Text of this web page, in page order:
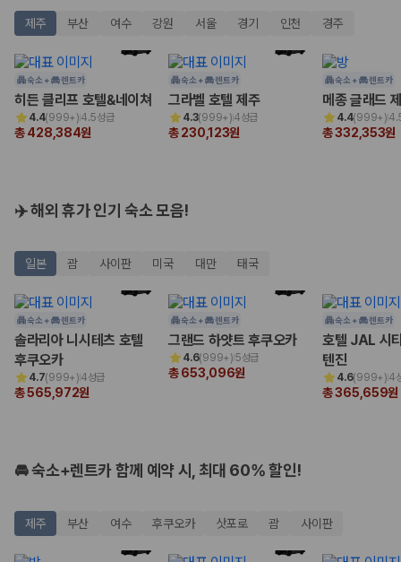
가족 여행, 짐이 많은 여행, 장거리 이동에 적합하며 보험 조건과 차
량 연식을 함께 비교하는 것이 좋습니다.
단체 여행이나 4인 이상 가족 여행에 적합하며 인원수, 짐 공간, 보
험 조건을 함께 확인해야 합니다.
제주렌트카 보험까지 비교해야 진짜 가격비교입
니다
다. 카모아는 제주 렌트카 가격뿐 아니라 일반자차, 완전자차, 슈퍼자차 조
건을 함께 확인할 수 있도록 돕습니다.
일반자차:
완전자차:
보상 한도 내에서 면책금 부담이 줄어드는 보험 조건입니
슈퍼자차:더 높은 보장 조건을 원하는 사용자에게 적합합니다.
2000만 고객이 선택한 렌트카 가격비교 플랫폼
카모아는 제주렌트카부터 국내·해외 렌트카까지 비교할 수 있는 렌트카 가
격비교 플랫폼입니다.
사용자 리뷰
175,206건
67,123
전국 렌트카 지점
제주 부산 여수 강원 서울 경기 인천 경주
숙소 + 렌트카
히든 클리프 호텔&네이쳐
4.4(999+)4.5성급
총 428,384원
숙소 + 렌트카
그라벨 호텔 제주
4.3(999+)4성급
총 230,123원
숙소 + 렌트카
메종 글래드
4.4(999+)
총 332,353원
✈️ 해외 휴가 인기 숙소 모음!
일본 괌 사이판 미국 대만 태국
숙소 + 렌트카
솔라리아 니시테츠 호텔
후쿠오카
4.7(999+)4성급
총 565,972원
숙소 + 렌트카
그랜드 하얏트 후쿠오카
4.6(999+)5성급
총 653,096원
숙소 + 렌트카
호텔 JAL 시
텐진
4.6(999+)4
총 365,659원
🚘 숙소+렌트카 함께 예약 시, 최대 60% 할인!
제주 부산 여수 후쿠오카 삿포로 괌 사이판